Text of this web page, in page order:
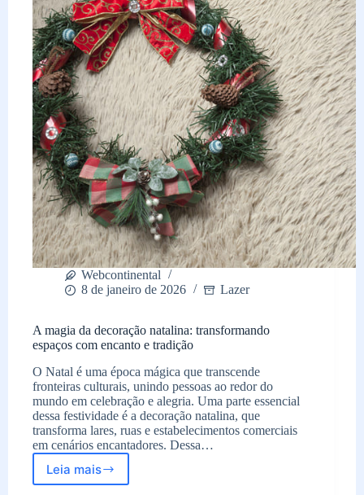
melhor
escolha
para
a
sua
cozinha
Webcontinental
8 de janeiro de 2026
Lazer
A magia da decoração natalina: transformando
espaços com encanto e tradição
O Natal é uma época mágica que transcende
fronteiras culturais, unindo pessoas ao redor do
mundo em celebração e alegria. Uma parte essencial
dessa festividade é a decoração natalina, que
transforma lares, ruas e estabelecimentos comerciais
em cenários encantadores. Dessa…
Leia mais
A